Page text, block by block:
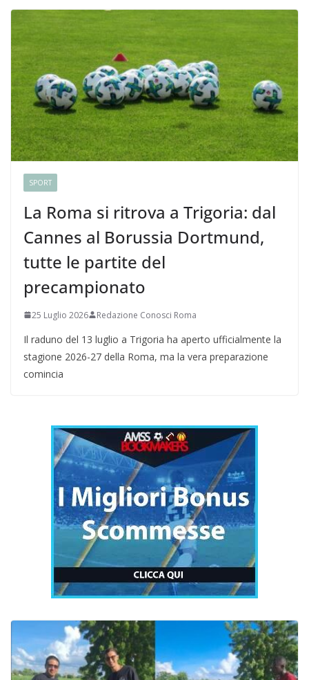
SPORT
La Roma si ritrova a Trigoria: dal
Cannes al Borussia Dortmund,
tutte le partite del
precampionato
25 Luglio 2026 Redazione Conosci Roma
Il raduno del 13 luglio a Trigoria ha aperto ufficialmente la
stagione 2026-27 della Roma, ma la vera preparazione
comincia